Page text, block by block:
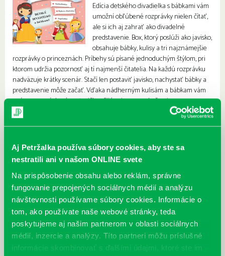
Aj Petržalka používa súbory cookies, aby ste sa
nestratili ani v našom ONLINE svete
Na prispôsobenie obsahu alebo reklám, správne
fungovanie prepojených sociálnych médií a analýzu
návštevnosti používame súbory cookies. Informácie o
tom, ako používate naše webové stránky, teda
poskytujeme aj našim partnerom v oblasti sociálnych
médií, inzercie a analýzy. Títo partneri môžu príslušné
informácie skombinovať s ďalšími údajmi, ktoré ste im
Edícia detského divadielka s bábkami vám
umožní obľúbené rozprávky nielen čítať,
ale si ich aj zahrať ako divadelné
predstavenie. Box, ktorý poslúži ako javisko,
obsahuje bábky, kulisy a tri najznámejšie
rozprávky o princeznách. Príbehy sú písané jednoduchým štýlom, pri
ktorom udržia pozornosť aj tí najmenší čitatelia. Na každú rozprávku
nadväzuje krátky scenár. Stačí len postaviť javisko, nachystať bábky a
predstavenie môže začať. Vďaka nádherným kulisám a bábkam vám
známe rozprávkové postavičky ožijú priamo pred očami.